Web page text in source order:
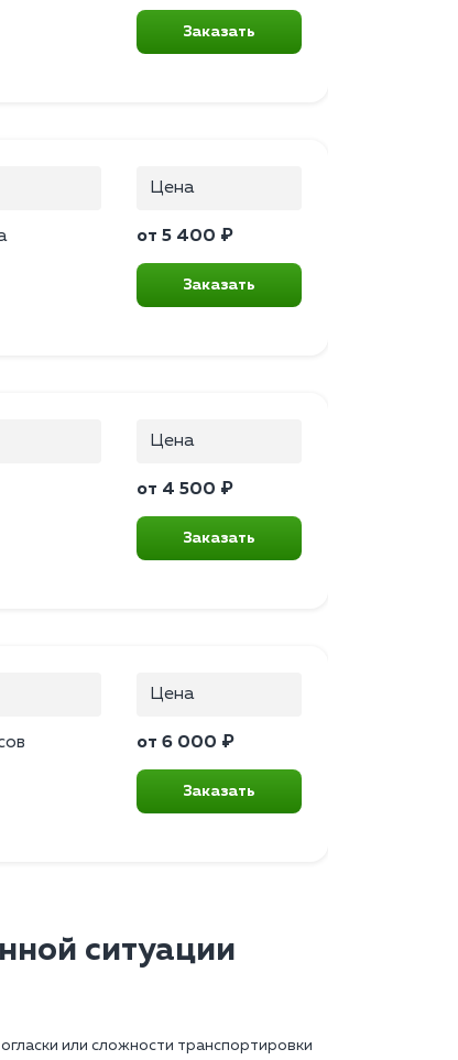
Заказать
Цена
от 5 400 ₽
Заказать
Цена
от 4 500 ₽
Заказать
Цена
от 6 000 ₽
Заказать
ситуации
или сложности транспортировки